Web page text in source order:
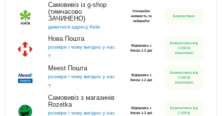
Самовивіз із g-shop
(тимчасово
ЗАЧИНЕНО)
дивитися адресу Київ
Уточнюйте
наявність та
забирайте
Безкоштовно
Нова Пошта
розміри і чому вигідно у нас
?
Відправка з
Києва 1-2 дні
Безкоштовно від
3 000 ₴
(поштомат)
Meest Пошта
розміри і чому вигідно у нас
?
Відправка з
Києва 1-2 дні
Безкоштовно від
3 000 ₴
(поштомат)
Самовивіз з магазинів
Rozetka
розміри і чому вигідно у нас
Відправка з
Києва 1-2 дні
Безкоштовно від
2 000 ₴